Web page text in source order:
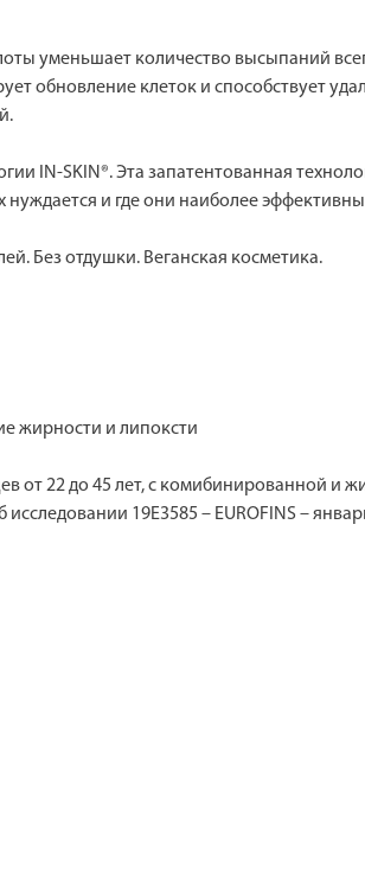
уменьшает количество высыпаний
обновление клеток и способствует
IN-SKIN®. Эта запатентованная
и где они наиболее
Без отдушки. Веганская косметика.
жирности и липоксти
от 22 до 45 лет, с комибинированной и
19E3585 – EUROFINS –